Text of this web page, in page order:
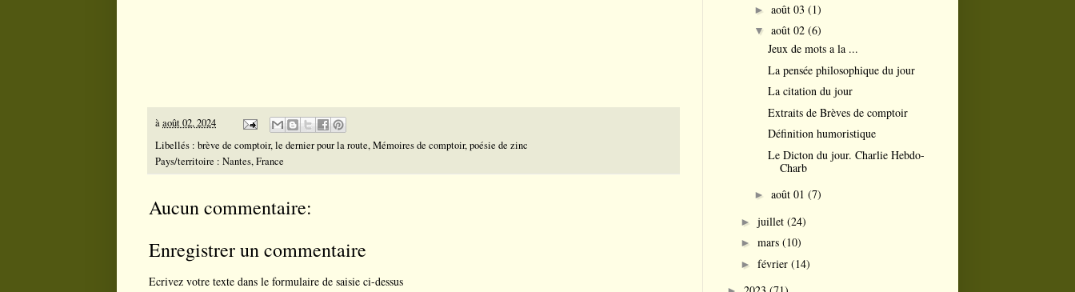
àaoût 02, 2024
Libellés : brève de comptoir,le dernier pour la route,Mémoires de comptoir,poésie de zinc
Pays/territoire : Nantes, France
Aucun commentaire:
Enregistrer un commentaire
Ecrivez votre texte dans le formulaire de saisie ci-dessus
► août 03 (1)
▼ août 02 (6)
Jeux de mots a la ...
La pensée philosophique du jour
La citation du jour
Extraits de Brèves de comptoir
Définition humoristique
Le Dicton du jour. Charlie Hebdo-
Charb
► août 01 (7)
► juillet (24)
► mars (10)
► février (14)